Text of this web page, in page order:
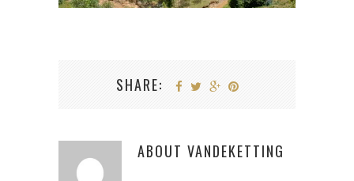
SHARE:
ABOUT VANDEKETTING